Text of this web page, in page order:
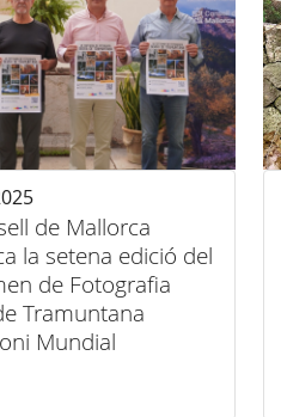
de Mallorca
la setena edició del
de Fotografia
Tramuntana
Mundial